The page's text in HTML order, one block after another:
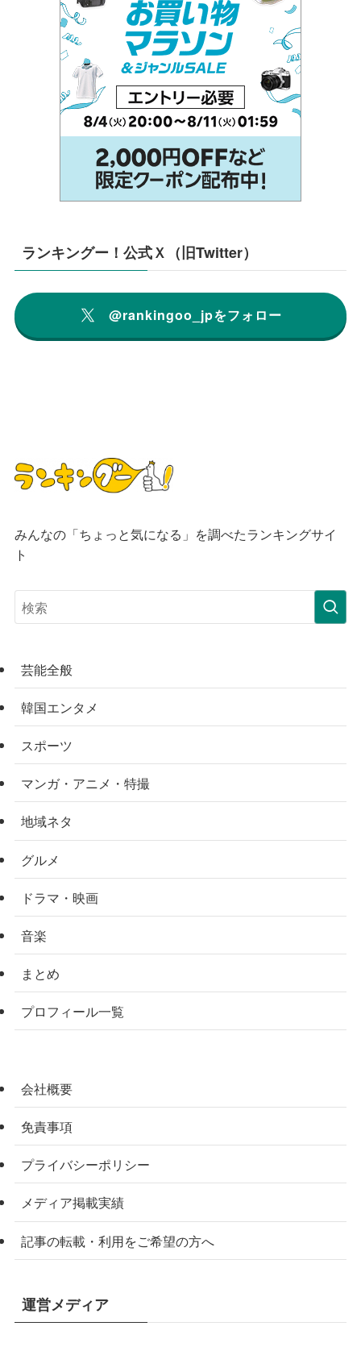
ランキングー！公式Ｘ（旧Twitter）
@rankingoo_jpをフォロー
みんなの「ちょっと気になる」を調べたランキングサイ
ト
芸能全般
韓国エンタメ
スポーツ
マンガ・アニメ・特撮
地域ネタ
グルメ
ドラマ・映画
音楽
まとめ
プロフィール一覧
会社概要
免責事項
プライバシーポリシー
メディア掲載実績
記事の転載・利用をご希望の方へ
運営メディア